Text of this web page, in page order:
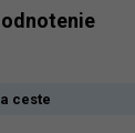
ceste